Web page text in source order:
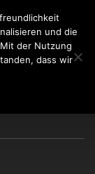
und die
der Nutzung
dass wir